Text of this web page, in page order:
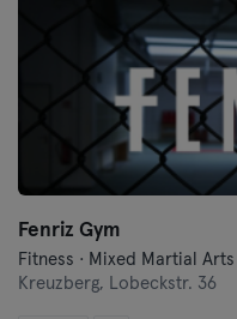
Fenriz Gym
Fitness · Mixed Martial Arts
Kreuzberg, Lobeckstr. 36